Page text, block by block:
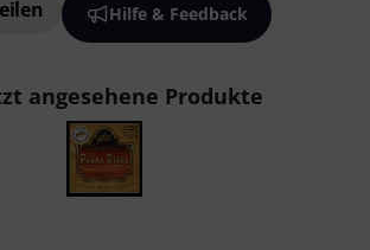
Hilfe & Feedback
angesehene Produkte